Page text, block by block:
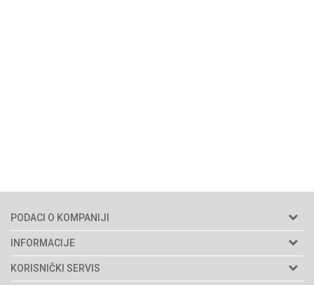
PODACI O KOMPANIJI
Agromarket doo
Adresa: Kraljevačkog bataljona 235/2
34000 Kragujevac, Srbija
INFORMACIJE
O nama
KORISNIČKI SERVIS